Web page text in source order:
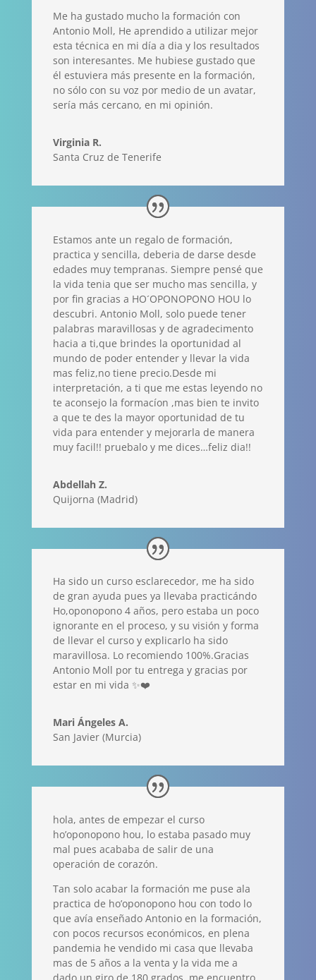
Me ha gustado mucho la formación con
Antonio Moll, He aprendido a utilizar mejor
esta técnica en mi día a dia y los resultados
son interesantes. Me hubiese gustado que
él estuviera más presente en la formación,
no sólo con su voz por medio de un avatar,
sería más cercano, en mi opinión.
Virginia R.
Santa Cruz de Tenerife
Estamos ante un regalo de formación,
practica y sencilla, deberia de darse desde
edades muy tempranas. Siempre pensé que
la vida tenia que ser mucho mas sencilla, y
por fin gracias a HO´OPONOPONO HOU lo
descubri. Antonio Moll, solo puede tener
palabras maravillosas y de agradecimento
hacia a ti,que brindes la oportunidad al
mundo de poder entender y llevar la vida
mas feliz,no tiene precio.Desde mi
interpretación, a ti que me estas leyendo no
te aconsejo la formacíon ,mas bien te invito
a que te des la mayor oportunidad de tu
vida para entender y mejorarla de manera
muy facil!! pruebalo y me dices…feliz dia!!
Abdellah Z.
Quijorna (Madrid)
Ha sido un curso esclarecedor, me ha sido
de gran ayuda pues ya llevaba practicándo
Ho,oponopono 4 años, pero estaba un poco
ignorante en el proceso, y su visión y forma
de llevar el curso y explicarlo ha sido
maravillosa. Lo recomiendo 100%.Gracias
Antonio Moll por tu entrega y gracias por
estar en mi vida ✨❤️
Mari Ángeles A.
San Javier (Murcia)
hola, antes de empezar el curso
ho’oponopono hou, lo estaba pasado muy
mal pues acababa de salir de una
operación de corazón.
Tan solo acabar la formación me puse ala
practica de ho’oponopono hou con todo lo
que avía enseñado Antonio en la formación,
con pocos recursos económicos, en plena
pandemia he vendido mi casa que llevaba
mas de 5 años a la venta y la vida me a